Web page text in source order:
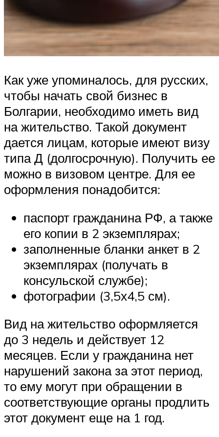
Как уже упоминалось, для русских,
чтобы начать свой бизнес в
Болгарии, необходимо иметь вид
на жительство. Такой документ
дается лицам, которые имеют визу
типа Д (долгосрочную). Получить ее
можно в визовом центре. Для ее
оформления понадобится:
паспорт гражданина РФ, а также
его копии в 2 экземплярах;
заполненные бланки анкет в 2
экземплярах (получать в
консульской службе);
фотографии (3,5х4,5 см).
Вид на жительство оформляется
до 3 недель и действует 12
месяцев. Если у гражданина нет
нарушений закона за этот период,
то ему могут при обращении в
соответствующие органы продлить
этот документ еще на 1 год.